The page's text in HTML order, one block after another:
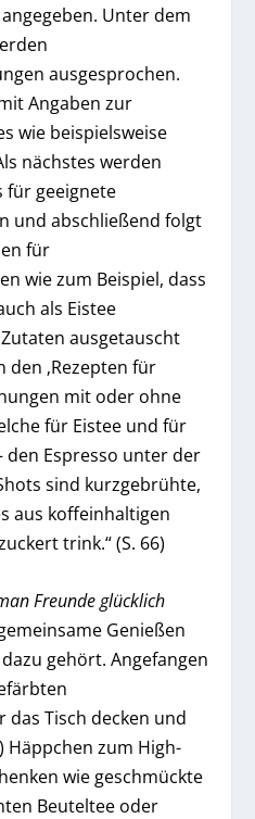
Unter dem
ausgesprochen.
Angaben zur
wie beispielsweise
nächstes werden
für geeignete
und abschließend folgt
für
wie zum Beispiel, dass
als Eistee
ausgetauscht
‚Rezepten für
mit oder ohne
für Eistee und für
den Espresso unter der
sind kurzgebrühte,
aus koffeinhaltigen
trink.“ (S. 66)
Freunde glücklich
Genießen
gehört. Angefangen
das Tisch decken und
Häppchen zum High-
wie geschmückte
Beuteltee oder